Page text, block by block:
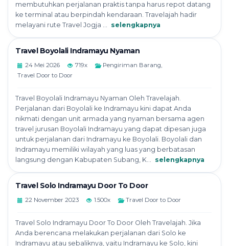
membutuhkan perjalanan praktis tanpa harus repot datang
ke terminal atau berpindah kendaraan. Travelajah hadir
melayani rute Travel Jogja ... selengkapnya
Travel Boyolali Indramayu Nyaman
24 Mei 2026 719x Pengiriman Barang,
Travel Door to Door
Travel Boyolali Indramayu Nyaman Oleh Travelajah.
Perjalanan dari Boyolali ke Indramayu kini dapat Anda
nikmati dengan unit armada yang nyaman bersama agen
travel jurusan Boyolali Indramayu yang dapat dipesan juga
untuk perjalanan dari Indramayu ke Boyolali. Boyolali dan
Indramayu memiliki wilayah yang luas yang berbatasan
langsung dengan Kabupaten Subang, K... selengkapnya
Travel Solo Indramayu Door To Door
22 November 2023 1.500x Travel Door to Door
Travel Solo Indramayu Door To Door Oleh Travelajah. Jika
Anda berencana melakukan perjalanan dari Solo ke
Indramayu atau sebaliknya, yaitu Indramayu ke Solo, kini